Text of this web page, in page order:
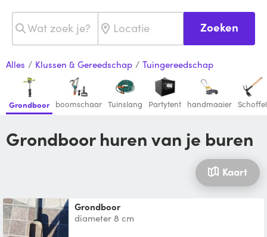
Zoeken
Alles / Klussen & Gereedschap / Tuingereedschap
Grondboor boomschaar Tuinslang Partytent handmaaier Schoffel
Grondboor huren van je buren
Kaart
Grondboor
diameter 8 cm